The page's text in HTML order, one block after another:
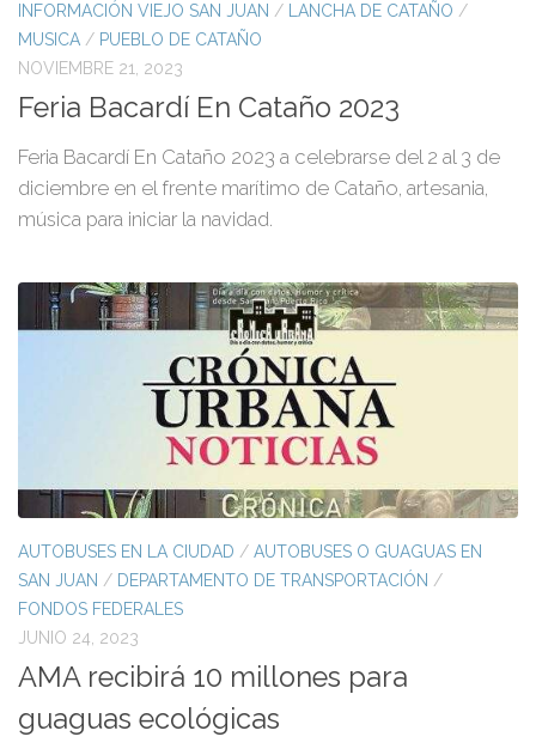
INFORMACIÓN VIEJO SAN JUAN / LANCHA DE CATAÑO /
MUSICA / PUEBLO DE CATAÑO
NOVIEMBRE 21, 2023
Feria Bacardí En Cataño 2023
Feria Bacardí En Cataño 2023 a celebrarse del 2 al 3 de
diciembre en el frente marítimo de Cataño, artesania,
música para iniciar la navidad.
AUTOBUSES EN LA CIUDAD / AUTOBUSES O GUAGUAS EN
SAN JUAN / DEPARTAMENTO DE TRANSPORTACIÓN /
FONDOS FEDERALES
JUNIO 24, 2023
AMA recibirá 10 millones para
guaguas ecológicas